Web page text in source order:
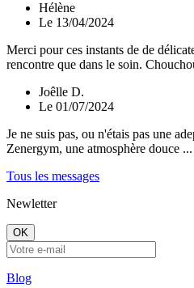
Hélène
Le 13/04/2024
Merci pour ces instants de de
rencontre que dans le soin.
Joêlle D.
Le 01/07/2024
Je ne suis pas, ou n'étais pas une
Zenergym, une atmosphère douce ...
Tous les messages
Newletter
OK
Blog